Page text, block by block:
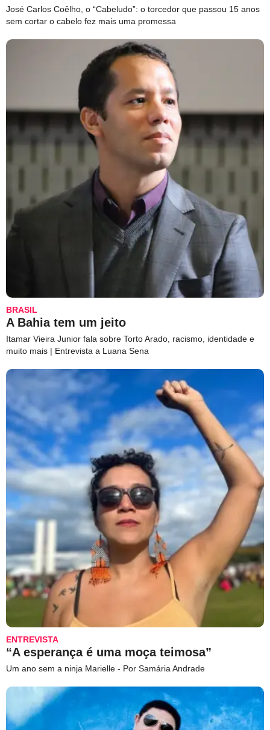
José Carlos Coêlho, o “Cabeludo”: o torcedor que passou 15 anos
sem cortar o cabelo fez mais uma promessa
BRASIL
A Bahia tem um jeito
Itamar Vieira Junior fala sobre Torto Arado, racismo, identidade e
muito mais | Entrevista a Luana Sena
ENTREVISTA
“A esperança é uma moça teimosa”
Um ano sem a ninja Marielle - Por Samária Andrade